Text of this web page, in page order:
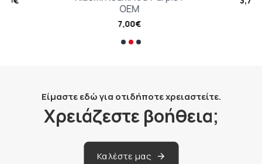
Είμαστε εδώ για οτιδήποτε χρειαστείτε.
Χρειάζεστε βοήθεια;
Καλέστε μας